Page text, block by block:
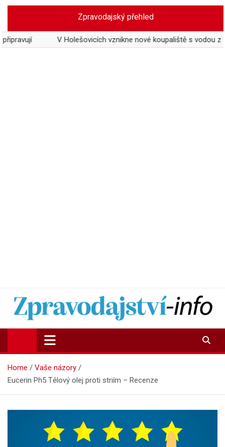
Skip
content
Zpravodajský přehled
V Holešovicích vznikne nové koupaliště s vodou z Vltavy
Zpravodajství-info.cz
Aktuality a informace on-line
Home
Vaše názory
Eucerin Ph5 Tělový olej proti striím – Recenze